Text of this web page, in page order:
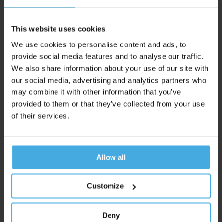
This website uses cookies
We use cookies to personalise content and ads, to
provide social media features and to analyse our traffic.
We also share information about your use of our site with
our social media, advertising and analytics partners who
may combine it with other information that you’ve
provided to them or that they’ve collected from your use
of their services.
Allow all
Customize
Deny
Burgemeester Reigerstraat 78
3581 KW Utrecht
The Netherlands
+31 (0)30 22 71 937
Communication research